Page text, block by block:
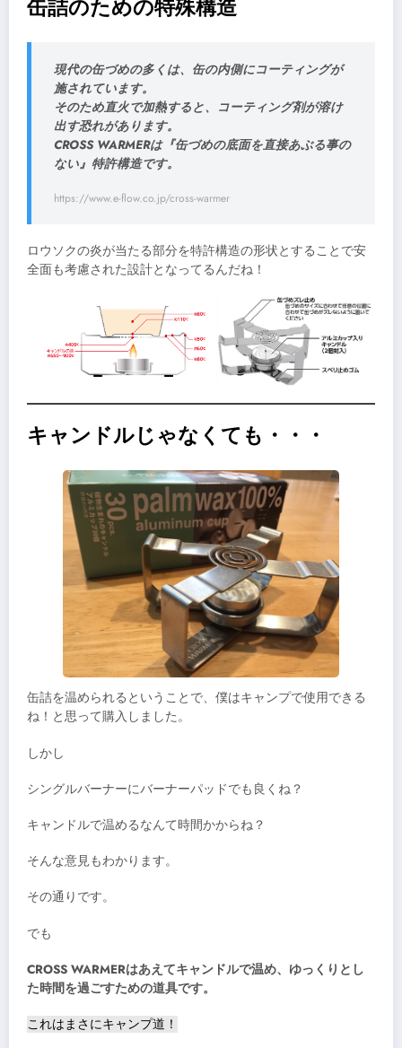
缶詰のための特殊構造
現代の缶づめの多くは、缶の内側にコーティングが
施されています。
​そのため直火で加熱すると、コーティング剤が溶け
出す恐れがあります。
​CROSS WARMERは『缶づめの底面を直接あぶる事の
ない』特許構造です。
https://www.e-flow.co.jp/cross-warmer
ロウソクの炎が当たる部分を特許構造の形状とすることで安
全面も考慮された設計となってるんだね！
キャンドルじゃなくても・・・
缶詰を温められるということで、僕はキャンプで使用できる
ね！と思って購入しました。
しかし
シングルバーナーにバーナーパッドでも良くね？
キャンドルで温めるなんて時間かからね？
そんな意見もわかります。
その通りです。
でも
CROSS WARMERはあえてキャンドルで温め、ゆっくりとし
た時間を過ごすための道具です。
これはまさにキャンプ道！